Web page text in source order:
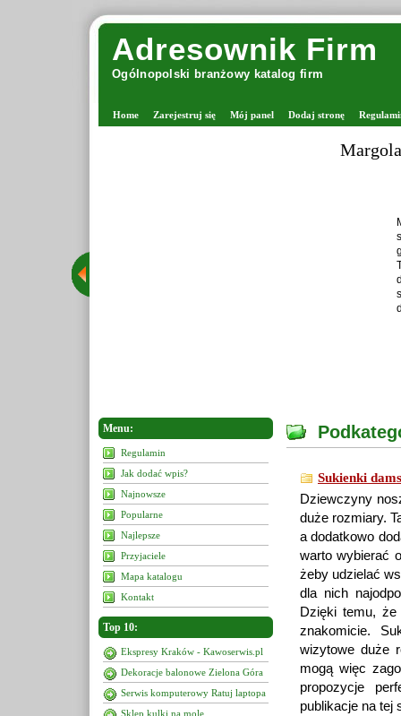
Adresownik Firm
Ogólnopolski branżowy katalog firm
Home Zarejestruj się Mój panel Dodaj stronę
Margolana - viking włóczki
Margolana jest miejscem
stacjonarny w Warszawie
grona rozpoznawalnych
Tego typu sklepy oferują
drutach oraz tworzących
starannie
dzięki czemu Margolana
Menu:
Regulamin
Jak dodać wpis?
Najnowsze
Popularne
Najlepsze
Przyjaciele
Mapa katalogu
Kontakt
Top 10:
Ekspresy Kraków - Kawoserwis.pl
Dekoracje balonowe Zielona Góra
Serwis komputerowy Ratuj laptopa
Sklep kulki na mole
Sukienki
Dziewczyny
duże rozmiary.
a dodatkowo
warto wybierać
żeby udzielać
dla nich
Dzięki temu, że
znakomicie.
wizytowe duże
mogą więc
propozycje
publikacje na tej